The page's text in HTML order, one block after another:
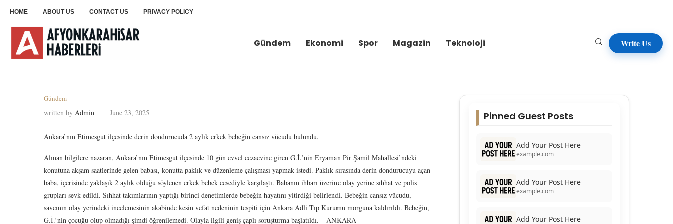
HOME ABOUT US CONTACT US PRIVACY POLICY
Gündem Ekonomi Spor Magazin Teknoloji Write Us
Gündem
written by Admin June 23, 2025
Ankara’nın Etimesgut ilçesinde derin dondurucuda 2 aylık erkek bebeğin cansız vücudu bulundu.
Alınan bilgilere nazaran, Ankara’nın Etimesgut ilçesinde 10 gün evvel cezaevine giren G.İ.’nin Eryaman Pir Şamil Mahallesi’ndeki
konutuna akşam saatlerinde gelen babası, konutta paklık ve düzenleme çalışması yapmak istedi. Paklık sırasında derin dondurucuyu açan
baba, içerisinde yaklaşık 2 aylık olduğu söylenen erkek bebek cesediyle karşılaştı. Babanın ihbarı üzerine olay yerine sıhhat ve polis
grupları sevk edildi. Sıhhat takımlarının yaptığı birinci denetimlerde bebeğin hayatını yitirdiği belirlendi. Bebeğin cansız vücudu,
savcının olay yerindeki incelemesinin akabinde kesin vefat nedeninin tespiti için Ankara Adli Tıp Kurumu morguna kaldırıldı. Bebeğin,
G.İ.’nin çocuğu olup olmadığı şimdi öğrenilemedi. Olayla ilgili geniş çaplı soruşturma başlatıldı. – ANKARA
Pinned Guest Posts
Add Your Post Here
example.com
Add Your Post Here
example.com
Add Your Post Here